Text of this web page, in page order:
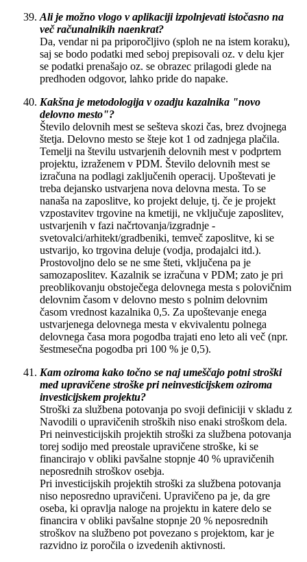
Ali je možno vlogo v aplikaciji izpolnjevati istočasno na
več računalnikih naenkrat?
Da, vendar ni pa priporočljivo (sploh ne na istem koraku),
saj se bodo podatki med seboj prepisovali oz. v delu kjer
se podatki prenašajo oz. se obrazec prilagodi glede na
predhoden odgovor, lahko pride do napake.
Kakšna je metodologija v ozadju kazalnika "novo
delovno mesto"?
Število delovnih mest se sešteva skozi čas, brez dvojnega
štetja. Delovno mesto se šteje kot 1 od zadnjega plačila.
Temelji na številu ustvarjenih delovnih mest v podprtem
projektu, izraženem v PDM. Število delovnih mest se
izračuna na podlagi zaključenih operacij. Upoštevati je
treba dejansko ustvarjena nova delovna mesta. To se
nanaša na zaposlitve, ko projekt deluje, tj. če je projekt
vzpostavitev trgovine na kmetiji, ne vključuje zaposlitev,
ustvarjenih v fazi načrtovanja/izgradnje -
svetovalci/arhitekt/gradbeniki, temveč zaposlitve, ki se
ustvarijo, ko trgovina deluje (vodja, prodajalci itd.).
Prostovoljno delo se ne sme šteti, vključena pa je
samozaposlitev. Kazalnik se izračuna v PDM; zato je pri
preoblikovanju obstoječega delovnega mesta s polovičnim
delovnim časom v delovno mesto s polnim delovnim
časom vrednost kazalnika 0,5. Za upoštevanje enega
ustvarjenega delovnega mesta v ekvivalentu polnega
delovnega časa mora pogodba trajati eno leto ali več (npr.
šestmesečna pogodba pri 100 % je 0,5).
Kam oziroma kako točno se naj umeščajo potni stroški
med upravičene stroške pri neinvesticijskem oziroma
investicijskem projektu?
Stroški za službena potovanja po svoji definiciji v skladu z
Navodili o upravičenih stroških niso enaki stroškom dela.
Pri neinvesticijskih projektih stroški za službena potovanja
torej sodijo med preostale upravičene stroške, ki se
financirajo v obliki pavšalne stopnje 40 % upravičenih
neposrednih stroškov osebja.
Pri investicijskih projektih stroški za službena potovanja
niso neposredno upravičeni. Upravičeno pa je, da gre
oseba, ki opravlja naloge na projektu in katere delo se
financira v obliki pavšalne stopnje 20 % neposrednih
stroškov na službeno pot povezano s projektom, kar je
razvidno iz poročila o izvedenih aktivnosti.